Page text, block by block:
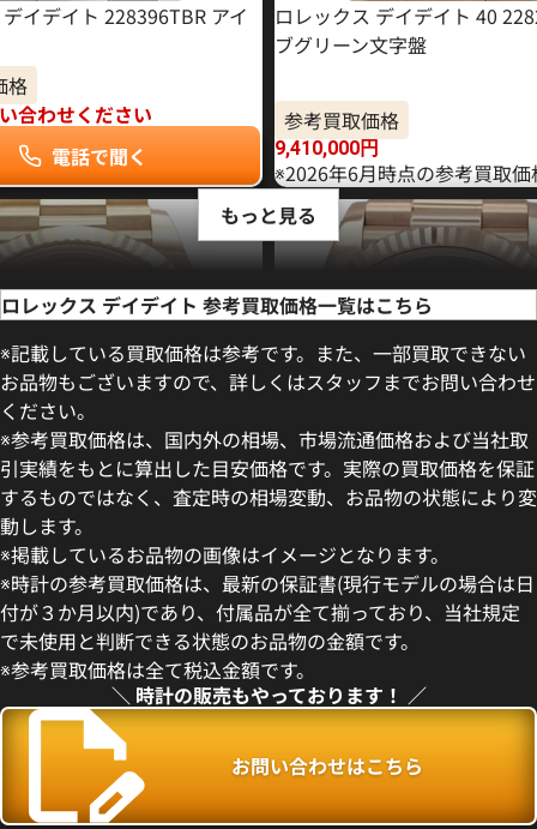
イデイト 228396TBR アイ
格
合わせください
電話で聞く
ロレックス デイデイト 40
ブグリーン文字盤
参考買取価格
9,410,000円
※2026年6月時点の参考買取価
イデイト 40 228235 チョコ
格
点の参考買取価格です
ロレックス デイデイト 40
コレート文字盤
参考買取価格
9,710,000
※2026年7月時点の参考買取価
もっと見る
ロレックス デイデイト 参考買取価格一覧はこちら
※記載している買取価格は参考です。また、一部買取できない
お品物もございますので、詳しくはスタッフまでお問い合わせ
ください。
※参考買取価格は、国内外の相場、市場流通価格および当社取
引実績をもとに算出した目安価格です。実際の買取価格を保証
するものではなく、査定時の相場変動、お品物の状態により変
動します。
※掲載しているお品物の画像はイメージとなります。
※時計の参考買取価格は、最新の保証書(現行モデルの場合は日
付が３か月以内)であり、付属品が全て揃っており、当社規定
で未使用と判断できる状態のお品物の金額です。
※参考買取価格は全て税込金額です。
＼ 時計の販売もやっております！ ／
お問い合わせはこちら